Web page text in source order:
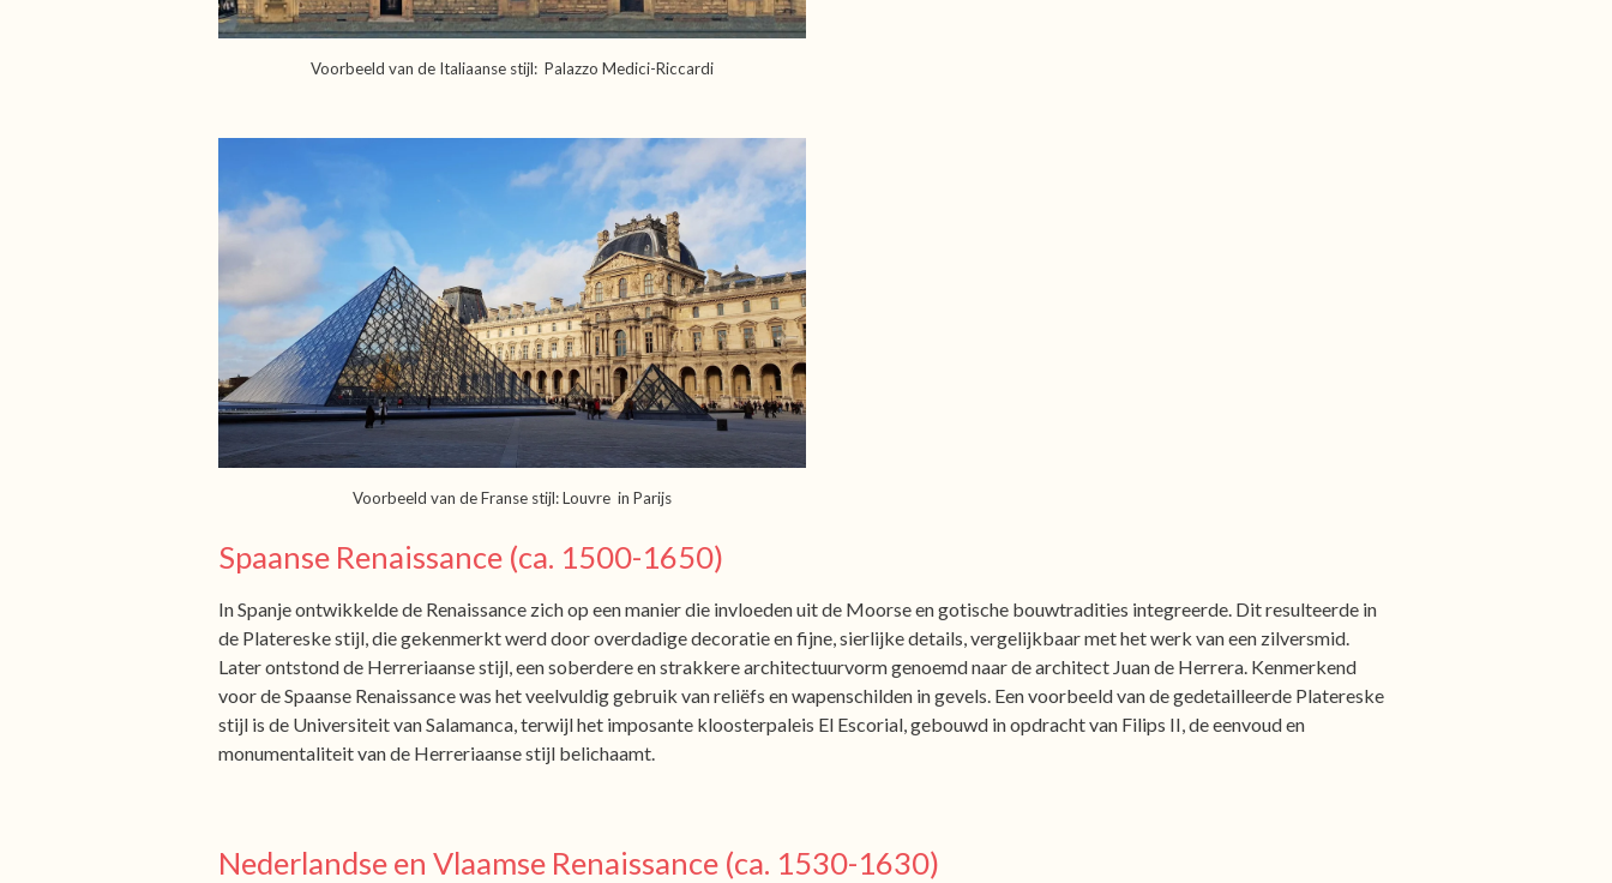
Voorbeeld van de Italiaanse stijl: Palazzo Medici-Riccardi
Voorbeeld van de Franse stijl: Louvre in Parijs
Spaanse Renaissance (ca. 1500-1650)
In Spanje ontwikkelde de Renaissance zich op een manier die invloeden uit de Moorse en gotische bouwtradities integreerde. Dit resulteerde in
de Platereske stijl, die gekenmerkt werd door overdadige decoratie en fijne, sierlijke details, vergelijkbaar met het werk van een zilversmid.
Later ontstond de Herreriaanse stijl, een soberdere en strakkere architectuurvorm genoemd naar de architect Juan de Herrera. Kenmerkend
voor de Spaanse Renaissance was het veelvuldig gebruik van reliëfs en wapenschilden in gevels. Een voorbeeld van de gedetailleerde Platereske
stijl is de Universiteit van Salamanca, terwijl het imposante kloosterpaleis El Escorial, gebouwd in opdracht van Filips II, de eenvoud en
monumentaliteit van de Herreriaanse stijl belichaamt.
Nederlandse en Vlaamse Renaissance (ca. 1530-1630)